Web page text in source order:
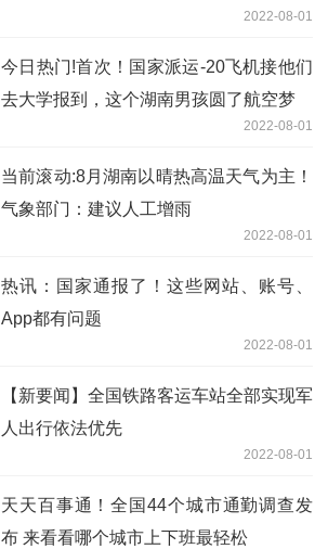
2022-08-01
今日热门!首次！国家派运-20飞机接他们
去大学报到，这个湖南男孩圆了航空梦
2022-08-01
当前滚动:8月湖南以晴热高温天气为主！
气象部门：建议人工增雨
2022-08-01
热讯：国家通报了！这些网站、账号、
App都有问题
2022-08-01
【新要闻】全国铁路客运车站全部实现军
人出行依法优先
2022-08-01
天天百事通！全国44个城市通勤调查发
布 来看看哪个城市上下班最轻松